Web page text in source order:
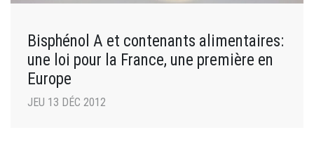
Bisphénol A et contenants alimentaires:
une loi pour la France, une première en
Europe
JEU 13 DÉC 2012